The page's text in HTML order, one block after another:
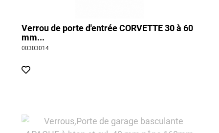
Verrou de porte d'entrée CORVETTE 30 à 60
mm...
00303014